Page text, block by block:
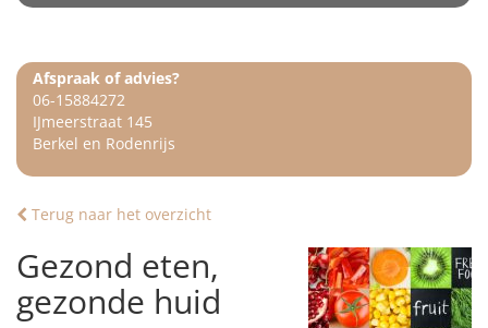
Afspraak of advies?
06-15884272
IJmeerstraat 145
Berkel en Rodenrijs
Terug naar het overzicht
Gezond eten,
gezonde huid